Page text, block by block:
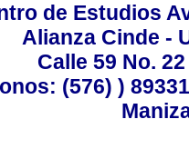
de Estudios
Alianza Cinde -
Calle 59 No.
(576) )